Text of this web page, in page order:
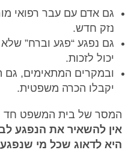
גם אדם עם עבר רפואי
נזק חדש.
גם נפגע “פגע וברח”
יכול לזכות.
ובמקרים המתאימים, גם
יקבלו הכרה משפטית.
המסר של בית המשפט חד
אין להשאיר את הנפגע
היא לדאוג שכל מי